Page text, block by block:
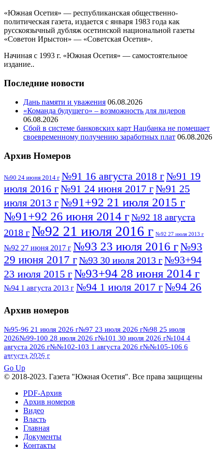
«Южная Осетия» — республиканская общественно-
политическая газета, издается с января 1983 года как
русскоязычный дубляж осетинской национальной газеты
«Советон Ирыстон» — «Советская Осетия».
Начиная с 1993 г. «Южная Осетия» — самостоятельное
издание..
Последние новости
Дань памяти и уважения 06.08.2026
«Команда будущего» – возможность для лидеров
06.08.2026
Сбой в системе банковских карт Нацбанка не помешает
своевременному получению заработных плат 06.08.2026
Архив Номеров
№90 24 июня 2014 г №91 16 августа 2018 г№91 19
июля 2016 г№91 24 июня 2017 г№91 25
июля 2013 г№91+92 21 июля 2015 г
№91+92 26 июня 2014 г№92 18 августа
2018 г№92 21 июля 2016 г №92 27 июля 2013 г
№92 27 июня 2017 г №93 23 июля 2016 г№93
29 июня 2017 г№93 30 июля 2013 г№93+94
23 июля 2015 г№93+94 28 июня 2014 г
№94 1 августа 2013 г №94 1 июля 2017 г№94 26
№95 7 августа 2012 г
№95 28 июля 2016 г№95+96 3 августа
2013 г№96 6 июля 2017 г№96 9 августа
2012 г №96 28 июля 2015 г
№96+97 30 июля 2016 г
№97 11 августа 2012 г
№97 30 июля 2015 г
№98 2 августа 2016 г
августа 2013 г
№98+99 11 июля 2017 г
Архив номеров
№95-96 21 июля 2026 г№97 23 июля 2026 г№98 25 июля
2026№99-100 28 июля 2026 г№101 30 июля 2026 г№104 4
августа 2026 г№№102-103 1 августа 2026 г№№105-106 6
августа 2026 г
ПОСМОТРЕТЬ ВСЕ
Go Up
© 2018-2023. Газета "Южная Осетия". Все права защищены
PDF-Архив
Архив номеров
Видео
Власть
Главная
Документы
Контакты